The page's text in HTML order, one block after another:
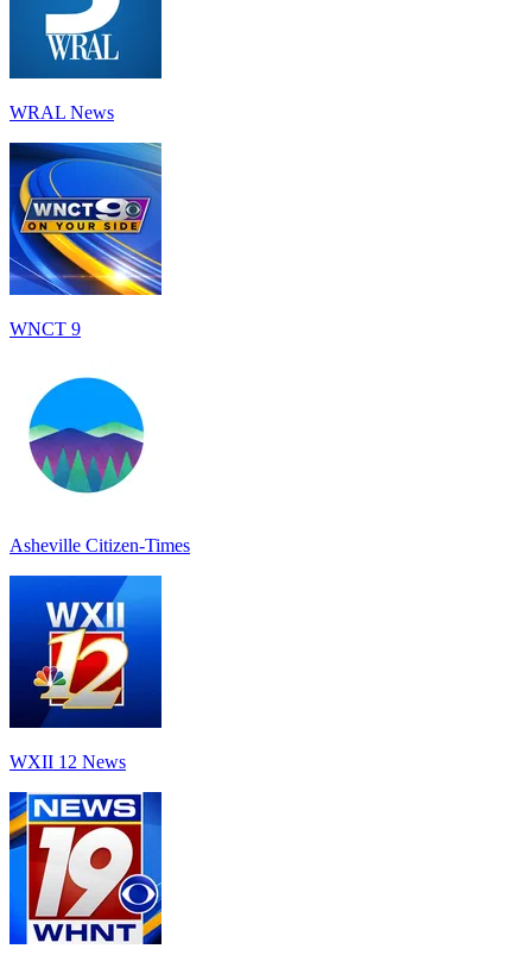
WRAL News
WNCT 9
Asheville Citizen-Times
WXII 12 News